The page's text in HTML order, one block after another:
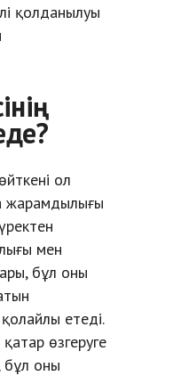
қолданылуы
ол
жарамдылығы
мен
бұл оны
етеді.
өзгеруге
бұл оны